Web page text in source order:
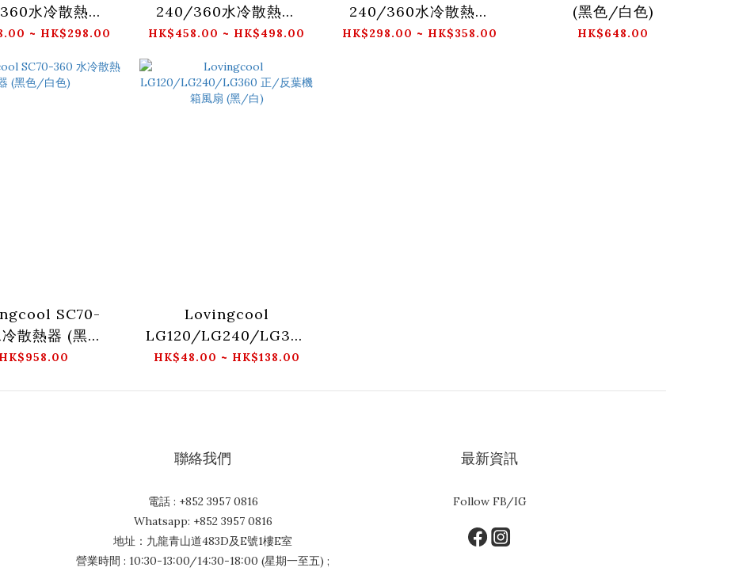
水冷散熱器
色/白色)
~ HK$298.00
240/360水冷散熱器
(黑色/白色)
HK$458.00 ~ HK$498.00
240/360水冷散熱器
(黑色/白色)
HK$298.00 ~ HK$358.00
(黑色/白色)
HK$648.00
SC70-
散熱器 (黑色/
白色)
HK$958.00
Lovingcool
LG120/LG240/LG360
正/反葉機箱風扇 (黑/
HK$48.00 ~ HK$138.00
聯絡我們
電話 : +852 3957 0816
Whatsapp: +852 3957 0816
地址：九龍青山道483D及E號1樓E室
營業時間 : 10:30-13:00/14:30-18:00 (星期一至五) ;
最新資訊
Follow FB/IG